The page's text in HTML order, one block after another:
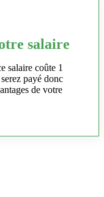
salaire
salaire coûte 1
payé donc
de votre